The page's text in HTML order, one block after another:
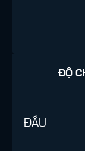
ĐỘ
ĐẦU